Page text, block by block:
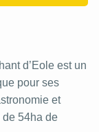
d’Eole est un
pour ses
et
de 54ha de